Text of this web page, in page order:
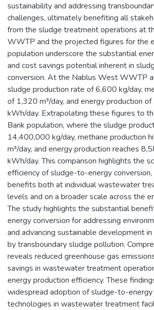
sustainability and addressing
challenges, ultimately benefiting all
from the sludge treatment operations at
WWTP and the projected figures for the
population underscore the substantial
and cost savings potential inherent in
conversion. At the Nablus West WWTP
sludge production rate of 6,600 kg/day,
of 1,320 m³/day, and energy production
kWh/day. Extrapolating these figures to
Bank population, where the sludge
14,400,000 kg/day, methane production
m³/day, and energy production reaches
kWh/day. This comparison highlights the
efficiency of sludge-to-energy
benefits both at individual wastewater
levels and on a broader scale across the
The study highlights the substantial
energy conversion for addressing
and advancing sustainable development
by transboundary sludge pollution.
reveals reduced greenhouse gas
savings in wastewater treatment
energy production efficiency. These
widespread adoption of sludge-to-energy
technologies in wastewater treatment